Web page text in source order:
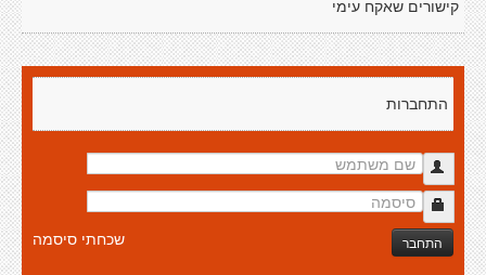
קישורים שאקח עימי
התחברות
התחבר שכחתי סיסמה